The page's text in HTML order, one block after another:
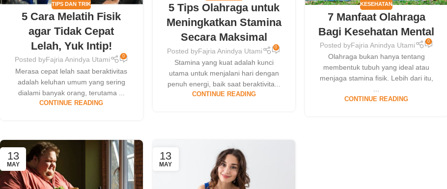
TIPS DAN TRIK
5 Cara Melatih Fisik
agar Tidak Cepat
Lelah, Yuk Intip!
Posted byFajria Anindya Utami 0
Merasa cepat lelah saat beraktivitas
adalah keluhan umum yang sering
dialami banyak orang, terutama ...
CONTINUE READING
5 Tips Olahraga untuk
Meningkatkan Stamina
Secara Maksimal
Posted byFajria Anindya Utami 0
Stamina yang kuat adalah kunci
utama untuk menjalani hari dengan
penuh energi, baik saat beraktivita...
CONTINUE READING
KESEHATAN
7 Manfaat Olahraga
Bagi Kesehatan Mental
Posted byFajria Anindya Utami 0
Olahraga bukan hanya tentang
membentuk tubuh yang ideal atau
menjaga stamina fisik. Lebih dari itu,
CONTINUE READING
13
MAY
13
MAY